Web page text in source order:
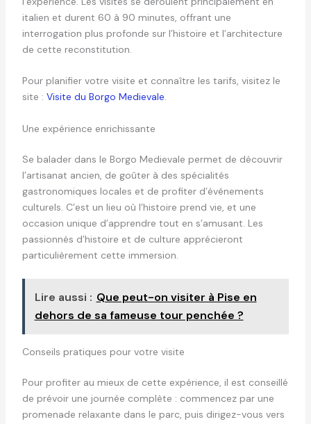
italien et durent 60 à 90 minutes, offrant une
interrogation plus profonde sur l’histoire et l’architecture
de cette reconstitution.
Pour planifier votre visite et connaître les tarifs, visitez le
site : Visite du Borgo Medievale.
Une expérience enrichissante
Se balader dans le Borgo Medievale permet de découvrir
l’artisanat ancien, de goûter à des spécialités
gastronomiques locales et de profiter d’événements
culturels. C’est un lieu où l’histoire prend vie, et une
occasion unique d’apprendre tout en s’amusant. Les
passionnés d’histoire et de culture apprécieront
particulièrement cette immersion.
Lire aussi : Que peut-on visiter à Pise en
dehors de sa fameuse tour penchée ?
Conseils pratiques pour votre visite
Pour profiter au mieux de cette expérience, il est conseillé
de prévoir une journée complète : commencez par une
promenade relaxante dans le parc, puis dirigez-vous vers